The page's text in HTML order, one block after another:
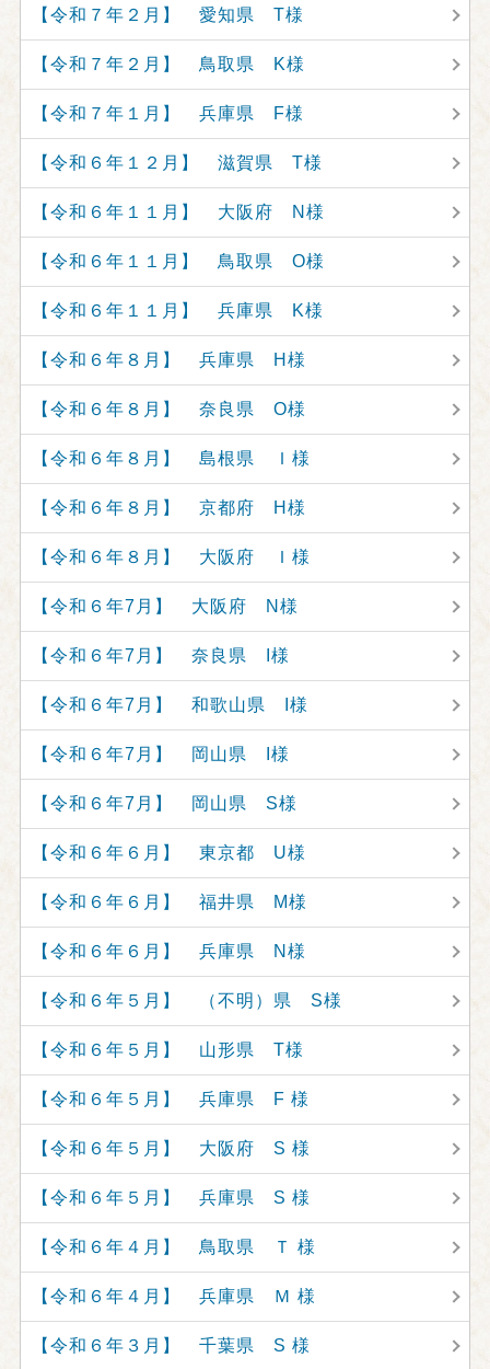
【令和７年２月】 愛知県 T様
【令和７年２月】 鳥取県 K様
【令和７年１月】 兵庫県 F様
【令和６年１２月】 滋賀県 T様
【令和６年１１月】 大阪府 N様
【令和６年１１月】 鳥取県 O様
【令和６年１１月】 兵庫県 K様
【令和６年８月】 兵庫県 H様
【令和６年８月】 奈良県 O様
【令和６年８月】 島根県 Ｉ様
【令和６年８月】 京都府 H様
【令和６年８月】 大阪府 Ｉ様
【令和６年7月】 大阪府 N様
【令和６年7月】 奈良県 I様
【令和６年7月】 和歌山県 I様
【令和６年7月】 岡山県 I様
【令和６年7月】 岡山県 S様
【令和６年６月】 東京都 U様
【令和６年６月】 福井県 M様
【令和６年６月】 兵庫県 N様
【令和６年５月】 （不明）県 S様
【令和６年５月】 山形県 T様
【令和６年５月】 兵庫県 F 様
【令和６年５月】 大阪府 S 様
【令和６年５月】 兵庫県 S 様
【令和６年４月】 鳥取県 Ｔ 様
【令和６年４月】 兵庫県 Ｍ 様
【令和６年３月】 千葉県 S 様